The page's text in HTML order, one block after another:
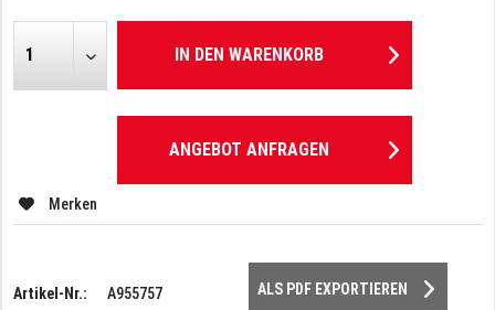
IN DEN WARENKORB
ANGEBOT ANFRAGEN
Merken
Artikel-Nr.: A955757 ALS PDF EXPORTIEREN